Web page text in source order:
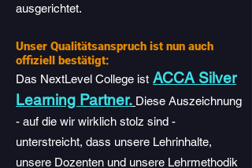
ausgerichtet.
Unser Qualitätsanspruch ist nun auch
offiziell bestätigt:
Das NextLevel College ist ACCA Silver
Learning Partner. Diese Auszeichnung
- auf die wir wirklich stolz sind -
unterstreicht, dass unsere Lehrinhalte,
unsere Dozenten und unsere Lehrmethodik